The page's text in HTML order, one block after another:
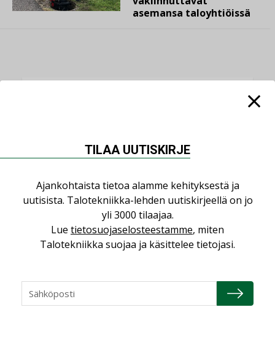
asemansa taloyhtiöissä
Datakeskusurakointi on tekniikkalaji
Kolumni: Ilmastonmuutos muuttaa
rakennusten korjaustarpeita
KOLUMNI,LEHDEN ARTIKKELIT,TILAAJILLE
Jarno Hacklin Cervin yrityskaupasta:
yhdistävät useita teknisiä osaamisalueita
saman katon alle”
AJANKOHTAISTA
TILAA UUTISKIRJE
Ajankohtaista tietoa alamme kehityksestä ja
uutisista. Talotekniikka-lehden uutiskirjeellä on jo
yli 3000 tilaajaa.
Lue tietosuojaselosteestamme, miten
Talotekniikka suojaa ja käsittelee tietojasi.